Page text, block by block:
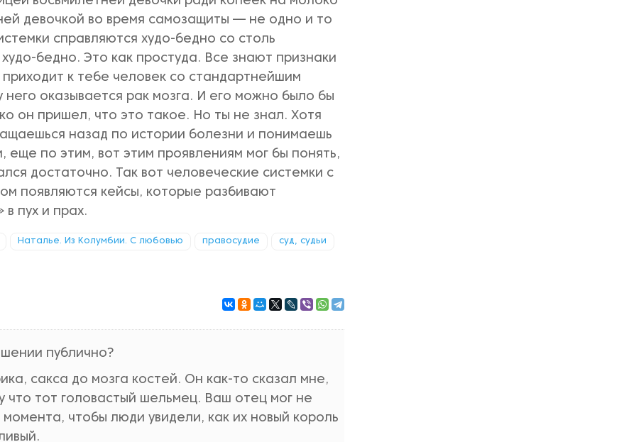
девочкой во время самозащиты — не одно и то
справляются худо-бедно со столь
бедно. Это как простуда. Все знают признаки
к тебе человек со стандартнейшим
оказывается рак мозга. И его можно было бы
он пришел, что это такое. Но ты не знал. Хотя
назад по истории болезни и понимаешь
еще по этим, вот этим проявлениям мог бы понять,
достаточно. Так вот человеческие системки с
появляются кейсы, которые разбивают
пух и прах.
Наталье. Из Колумбии. С любовью правосудие суд, судьи
публично?
сакса до мозга костей. Он как-то сказал мне,
тот головастый шельмец. Ваш отец мог не
чтобы люди увидели, как их новый король